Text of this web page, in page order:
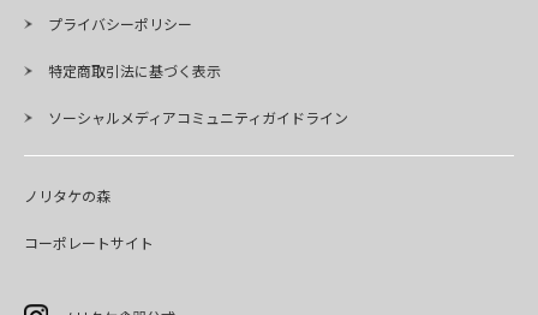
プライバシーポリシー
特定商取引法に基づく表示
ソーシャルメディアコミュニティガイドライン
ノリタケの森
コーポレートサイト